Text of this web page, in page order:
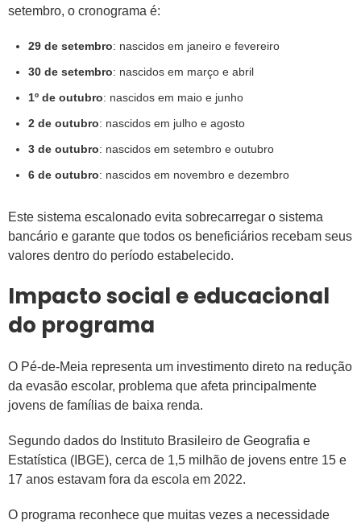
setembro, o cronograma é:
29 de setembro: nascidos em janeiro e fevereiro
30 de setembro: nascidos em março e abril
1º de outubro: nascidos em maio e junho
2 de outubro: nascidos em julho e agosto
3 de outubro: nascidos em setembro e outubro
6 de outubro: nascidos em novembro e dezembro
Este sistema escalonado evita sobrecarregar o sistema
bancário e garante que todos os beneficiários recebam seus
valores dentro do período estabelecido.
Impacto social e educacional
do programa
O Pé-de-Meia representa um investimento direto na redução
da evasão escolar, problema que afeta principalmente
jovens de famílias de baixa renda.
Segundo dados do Instituto Brasileiro de Geografia e
Estatística (IBGE), cerca de 1,5 milhão de jovens entre 15 e
17 anos estavam fora da escola em 2022.
O programa reconhece que muitas vezes a necessidade